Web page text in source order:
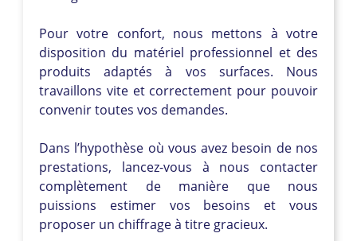
Pour votre confort, nous mettons à votre
disposition du matériel professionnel et des
produits adaptés à vos surfaces. Nous
travaillons vite et correctement pour pouvoir
convenir toutes vos demandes.
Dans l’hypothèse où vous avez besoin de nos
prestations, lancez-vous à nous contacter
complètement de manière que nous
puissions estimer vos besoins et vous
proposer un chiffrage à titre gracieux.